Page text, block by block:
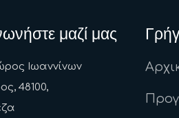
μαζί μας
Ιωαννίνων
48100,